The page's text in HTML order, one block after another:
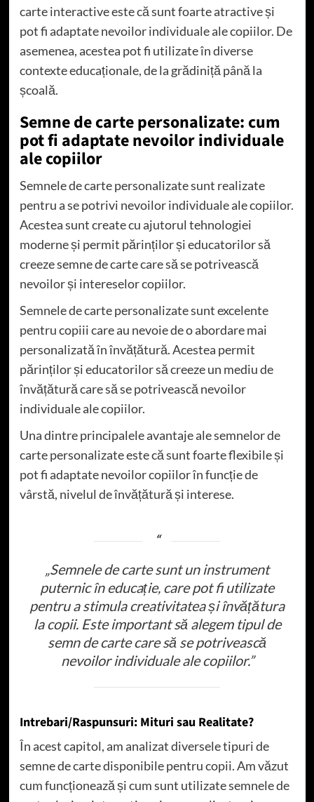
carte interactive este că sunt foarte atractive și
pot fi adaptate nevoilor individuale ale copiilor. De
asemenea, acestea pot fi utilizate în diverse
contexte educaționale, de la grădiniță până la
școală.
Semne de carte personalizate: cum
pot fi adaptate nevoilor individuale
ale copiilor
Semnele de carte personalizate sunt realizate
pentru a se potrivi nevoilor individuale ale copiilor.
Acestea sunt create cu ajutorul tehnologiei
moderne și permit părinților și educatorilor să
creeze semne de carte care să se potrivească
nevoilor și intereselor copiilor.
Semnele de carte personalizate sunt excelente
pentru copiii care au nevoie de o abordare mai
personalizată în învățătură. Acestea permit
părinților și educatorilor să creeze un mediu de
învățătură care să se potrivească nevoilor
individuale ale copiilor.
Una dintre principalele avantaje ale semnelor de
carte personalizate este că sunt foarte flexibile și
pot fi adaptate nevoilor copiilor în funcție de
vârstă, nivelul de învățătură și interese.
„Semnele de carte sunt un instrument
puternic în educație, care pot fi utilizate
pentru a stimula creativitatea și învățătura
la copii. Este important să alegem tipul de
semn de carte care să se potrivească
nevoilor individuale ale copiilor.”
Intrebari/Raspunsuri: Mituri sau Realitate?
În acest capitol, am analizat diversele tipuri de
semne de carte disponibile pentru copii. Am văzut
cum funcționează și cum sunt utilizate semnele de